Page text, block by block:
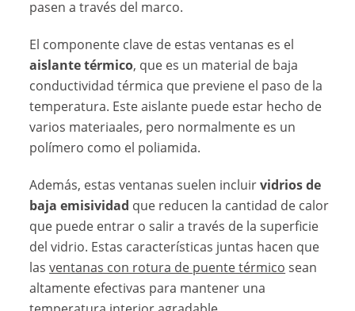
pasen a través del marco.
El componente clave de estas ventanas es el
aislante térmico, que es un material de baja
conductividad térmica que previene el paso de la
temperatura. Este aislante puede estar hecho de
varios materiaales, pero normalmente es un
polímero como el poliamida.
Además, estas ventanas suelen incluirvidrios de
baja emisividad que reducen la cantidad de calor
que puede entrar o salir a través de la superficie
del vidrio. Estas características juntas hacen que
lasventanas con rotura de puente térmico sean
altamente efectivas para mantener una